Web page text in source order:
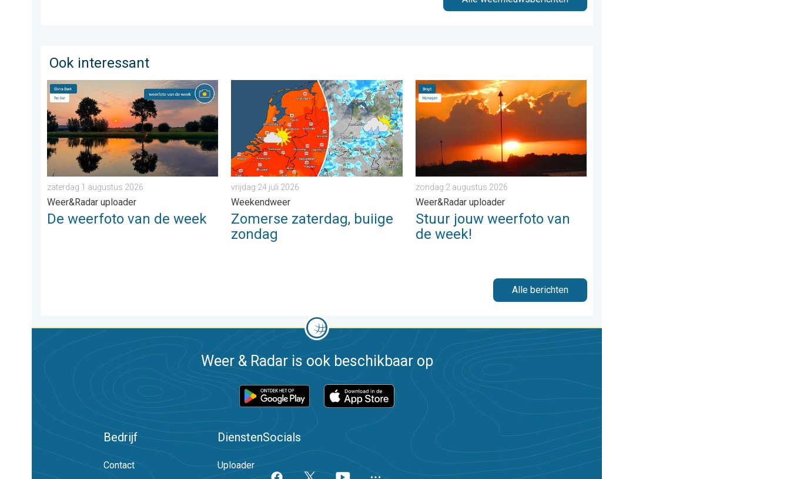
Ook interessant
De weerfoto van de week. Weer&Radar uploader. . . zaterdag 1 augustus 2026
zaterdag 1 augustus 2026
Weer&Radar uploader
De weerfoto van de week
Zomerse zaterdag, buiige zondag. Weekendweer. . . vrijdag 24 juli 2026
vrijdag 24 juli 2026
Weekendweer
Zomerse zaterdag, buiige
zondag
Stuur jouw weerfoto van de week!. Weer&Radar uploader. . . zondag 2 augustus 2026
zondag 2 augustus 2026
Weer&Radar uploader
Stuur jouw weerfoto van
de week!
Alle berichten
Weer & Radar is ook beschikbaar op
Bedrijf
Contact
Diensten
Uploader
Socials